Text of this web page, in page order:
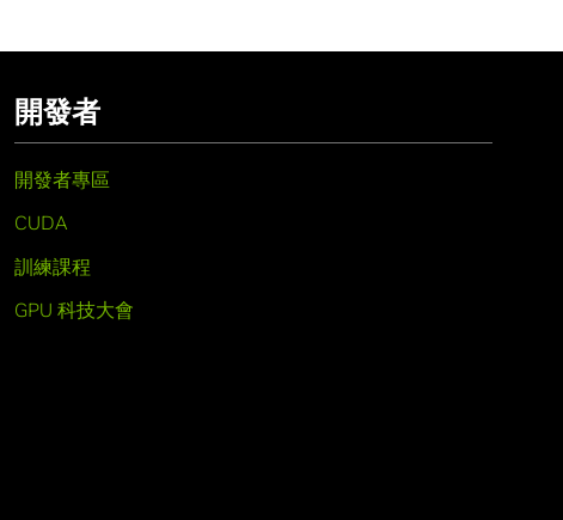
開發者
開發者專區
CUDA
訓練課程
GPU 科技大會